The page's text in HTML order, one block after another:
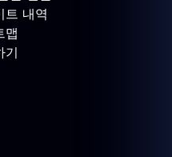
트 내역
맵
기